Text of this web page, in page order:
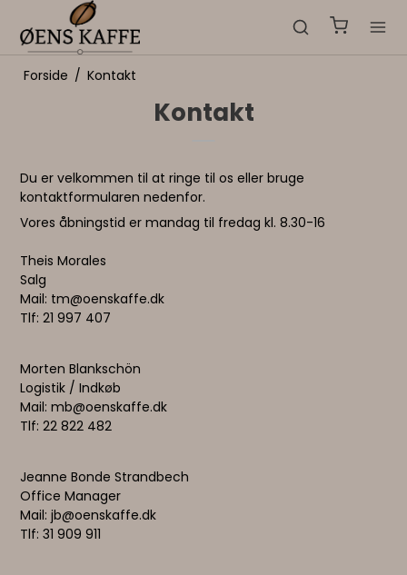
Forside / Kontakt
Kontakt
Du er velkommen til at ringe til os eller bruge
kontaktformularen nedenfor.
Vores åbningstid er mandag til fredag kl. 8.30-16
Theis Morales
Salg
Mail: tm@oenskaffe.dk
Tlf: 21 997 407
Morten Blankschön
Logistik / Indkøb
Mail: mb@oenskaffe.dk
Tlf: 22 822 482
Jeanne Bonde Strandbech
Office Manager
Mail: jb@oenskaffe.dk
Tlf: 31 909 911